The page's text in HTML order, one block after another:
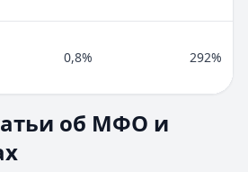
0,8% 292%
. Всего статей: 8.
об МФО и